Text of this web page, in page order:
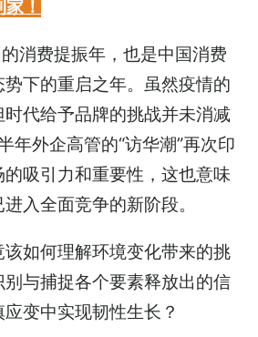
！
消费提振年，也是中国消费
下的重启之年。虽然疫情的
代给予品牌的挑战并未消减
年外企高管的“访华潮”再次印
吸引力和重要性，这也意味
入全面竞争的新阶段。
如何理解环境变化带来的挑
与捕捉各个要素释放出的信
变中实现韧性生长？